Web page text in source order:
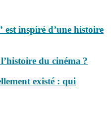
est inspiré d’une histoire
du cinéma ?
existé : qui